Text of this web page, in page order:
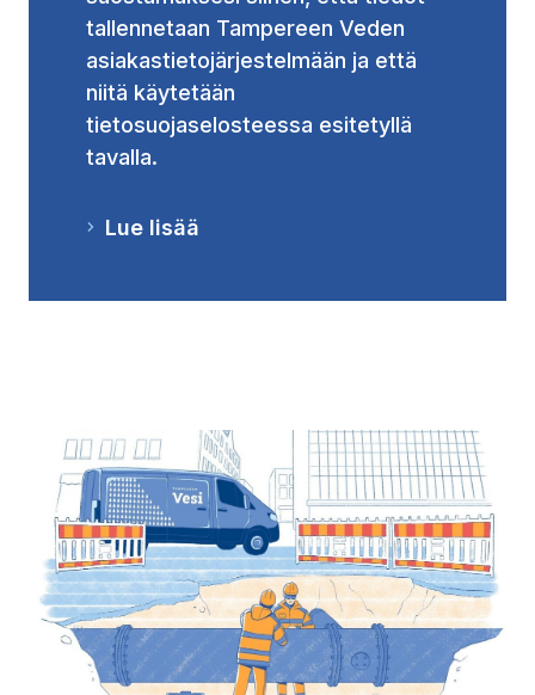
tallennetaan Tampereen Veden
asiakastietojärjestelmään ja että
niitä käytetään
tietosuojaselosteessa esitetyllä
tavalla.
Lue lisää
(Linkki vie ulkopuoliselle sivustolle)